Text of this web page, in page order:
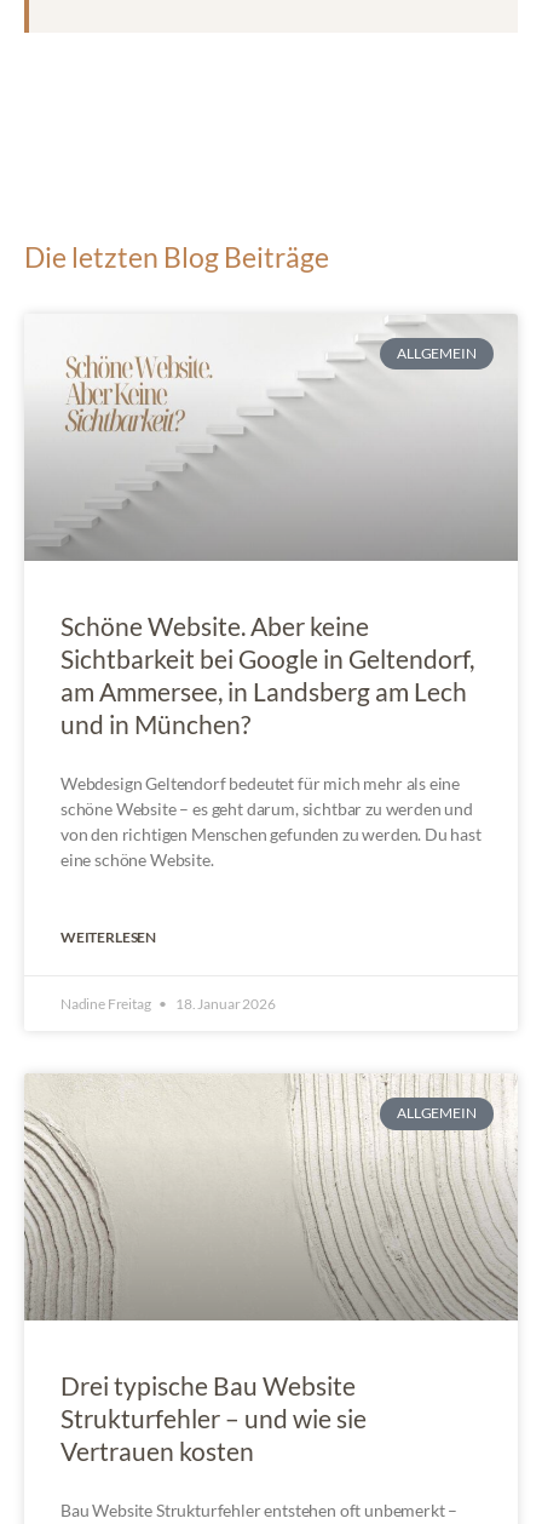
Die letzten Blog Beiträge
ALLGEMEIN
Schöne Website. Aber keine
Sichtbarkeit bei Google in Geltendorf,
am Ammersee, in Landsberg am Lech
und in München?
Webdesign Geltendorf bedeutet für mich mehr als eine
schöne Website – es geht darum, sichtbar zu werden und
von den richtigen Menschen gefunden zu werden. Du hast
eine schöne Website.
WEITERLESEN
Nadine Freitag 18. Januar 2026
ALLGEMEIN
Drei typische Bau Website
Strukturfehler – und wie sie
Vertrauen kosten
Bau Website Strukturfehler entstehen oft unbemerkt –